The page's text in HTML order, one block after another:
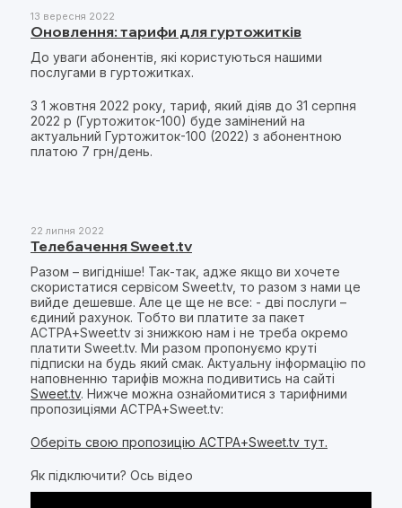
13 вересня 2022
Оновлення: тарифи для гуртожитків
До уваги абонентів, які користуються нашими
послугами в гуртожитках.
З 1 жовтня 2022 року, тариф, який діяв до 31 серпня
2022 р (Гуртожиток-100) буде замінений на
актуальний Гуртожиток-100 (2022) з абонентною
платою 7 грн/день.
22 липня 2022
Телебачення Sweet.tv
Разом – вигідніше! Так-так, адже якщо ви хочете
скористатися сервісом Sweet.tv, то разом з нами це
вийде дешевше. Але це ще не все: - дві послуги –
єдиний рахунок. Тобто ви платите за пакет
АСТРА+Sweet.tv зі знижкою нам і не треба окремо
платити Sweet.tv. Ми разом пропонуємо круті
підписки на будь який смак. Актуальну інформацію по
наповненню тарифів можна подивитись на сайті
Sweet.tv. Нижче можна ознайомитися з тарифними
пропозиціями АСТРА+Sweet.tv:
Оберіть свою пропозицію АСТРА+Sweet.tv тут.
Як підключити? Ось відео